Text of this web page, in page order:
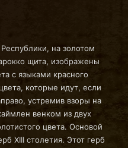
на золотом
щита, изображены
с языками красного
которые идут, если
устремив взоры на
венком из двух
цвета. Основой
XIII столетия. Этот герб